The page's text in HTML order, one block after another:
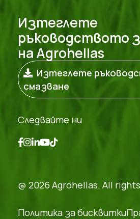
Изтеглете
ръководството
на Agrohellas
Изтеглете
смазване
Следвайте ни
@ 2026 Agrohellas. All
Политика за бисквитки